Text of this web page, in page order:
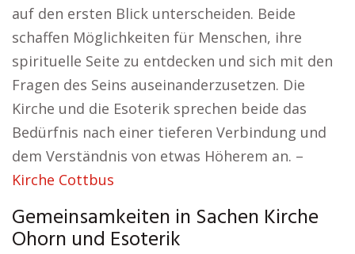
auf den ersten Blick unterscheiden. Beide
schaffen Möglichkeiten für Menschen, ihre
spirituelle Seite zu entdecken und sich mit den
Fragen des Seins auseinanderzusetzen. Die
Kirche und die Esoterik sprechen beide das
Bedürfnis nach einer tieferen Verbindung und
dem Verständnis von etwas Höherem an. –
Kirche Cottbus
Gemeinsamkeiten in Sachen Kirche
Ohorn und Esoterik